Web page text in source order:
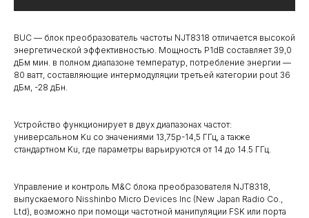
BUC — блок преобразователь частоты NJT8318 отличается высокой
энергетической эффективностью. Мощность P1dB составляет 39,0
дБм мин. в полном диапазоне температур, потребление энергии —
80 ватт, составляющие интермодуляции третьей категории pout 36
дБм, -28 дБн.
Устройство функционирует в двух диапазонах частот:
универсальном Ku со значениями 13,75р-14,5 ГГц, а также
стандартном Ku, где параметры варьируются от 14 до 14.5 ГГц.
Управление и контроль M&C блока преобразователя NJT8318,
выпускаемого Nisshinbo Micro Devices Inc (New Japan Radio Co.,
Ltd), возможно при помощи частотной манипуляции FSK или порта